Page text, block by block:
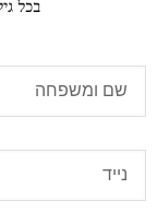
בכל